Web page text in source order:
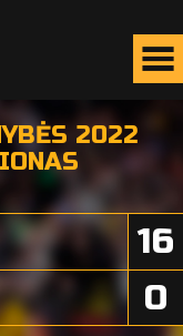
2022
16
0